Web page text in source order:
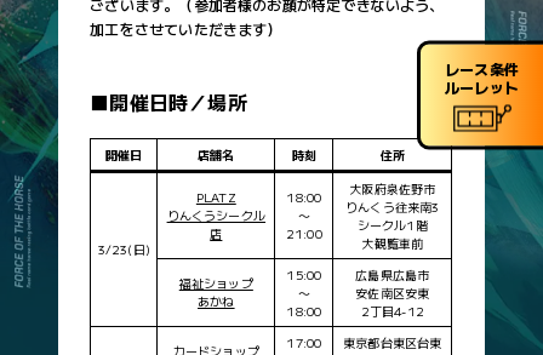
ございます。（参加者様のお顔が特定できないよう、
加工をさせていただきます）
■開催日時／場所
開催日 店舗名 時刻 住所
3/23(日)
PLATZ
りんくうシークル
店
18:00
〜
21:00
大阪府泉佐野市
りんくう往来南3
シークル1階
大観覧車前
福祉ショップ
あかね
15:00
〜
18:00
広島県広島市
安佐南区安東
2丁目4-12
カードショップ
17:00
東京都台東区台東
SDF-79
ゴーグル
カードNo.
SDF-84
カードNo.
カード名
SDF-92
フォース 先行
フォース 差し
SDF-97
フォース 中距離
SDF-039
ポタジェ
SDF-041
サトノクラウン
SDF-043
ジェンティルドンナ
SDF-047
ディープインパクト
SDF-048
アーモンドアイ
ブラストワンピース
SDF-052
レノヴァール
ボスジラ
グロンディオーズ
レース条件
ルーレット